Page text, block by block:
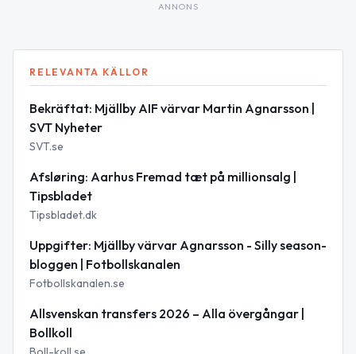
ANNONS
RELEVANTA KÄLLOR
Bekräftat: Mjällby AIF värvar Martin Agnarsson |
SVT Nyheter
SVT.se
Afsløring: Aarhus Fremad tæt på millionsalg |
Tipsbladet
Tipsbladet.dk
Uppgifter: Mjällby värvar Agnarsson - Silly season-
bloggen | Fotbollskanalen
Fotbollskanalen.se
Allsvenskan transfers 2026 – Alla övergångar |
Bollkoll